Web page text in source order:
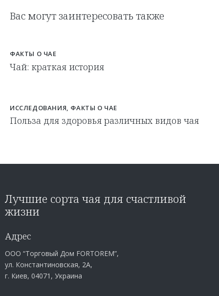
Вас могут заинтересовать также
ФАКТЫ О ЧАЕ
Чай: краткая история
ИССЛЕДОВАНИЯ, ФАКТЫ О ЧАЕ
Польза для здоровья различных видов чая
Лучшие сорта чая для счастливой
жизни
Адрес
ООО “Торговый Дом FORTOREM”,
ул. Константиновская, 2А,
г. Киев, 04071, Украина